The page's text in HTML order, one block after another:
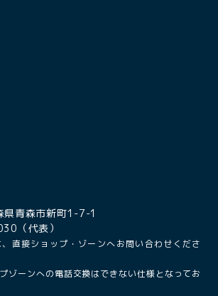
青森市新町1-7-1
（代表）
直接ショップ・ゾーンへお問い合わせくださ
ゾーンへの電話交換はできない仕様となってお